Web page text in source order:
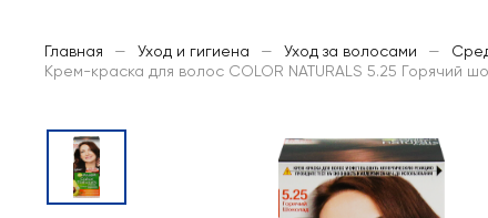
Главная — Уход и гигиена — Уход за волосами —
Крем-краска для волос COLOR NATURALS 5.25 Горячий